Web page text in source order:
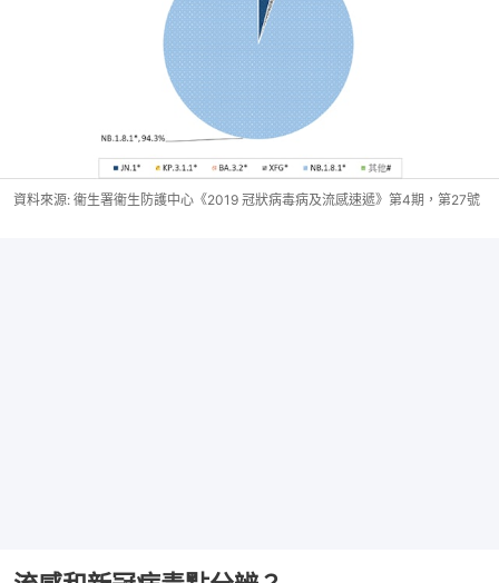
資料來源: 衞生署衞生防護中心《2019 冠狀病毒病及流感速遞》第4期，第27號